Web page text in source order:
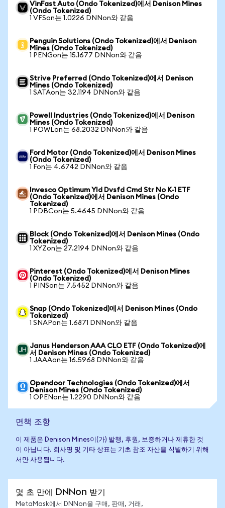
VinFast Auto (Ondo Tokenized)에서 Denison Mines
(Ondo Tokenized)
1 VFSon는 1.0226 DNNon와 같음
Penguin Solutions (Ondo Tokenized)에서 Denison
Mines (Ondo Tokenized)
1 PENGon는 15.1677 DNNon와 같음
Strive Preferred (Ondo Tokenized)에서 Denison
Mines (Ondo Tokenized)
1 SATAon는 32.1194 DNNon와 같음
Powell Industries (Ondo Tokenized)에서 Denison
Mines (Ondo Tokenized)
1 POWLon는 68.2032 DNNon와 같음
Ford Motor (Ondo Tokenized)에서 Denison Mines
(Ondo Tokenized)
1 Fon는 4.6742 DNNon와 같음
Invesco Optimum Yld Dvsfd Cmd Str No K-1 ETF
(Ondo Tokenized)에서 Denison Mines (Ondo
Tokenized)
1 PDBCon는 5.4645 DNNon와 같음
Block (Ondo Tokenized)에서 Denison Mines (Ondo
Tokenized)
1 XYZon는 27.2194 DNNon와 같음
Pinterest (Ondo Tokenized)에서 Denison Mines
(Ondo Tokenized)
1 PINSon는 7.5452 DNNon와 같음
Snap (Ondo Tokenized)에서 Denison Mines (Ondo
Tokenized)
1 SNAPon는 1.6871 DNNon와 같음
Janus Henderson AAA CLO ETF (Ondo Tokenized)에
서 Denison Mines (Ondo Tokenized)
1 JAAAon는 16.5968 DNNon와 같음
Opendoor Technologies (Ondo Tokenized)에서
Denison Mines (Ondo Tokenized)
1 OPENon는 1.2290 DNNon와 같음
면책 조항
이 제품은 Denison Mines이(가) 발행, 후원, 보증하거나 제휴한 것
이 아닙니다. 회사명 및 기타 상표는 기초 참조 자산을 식별하기 위해
서만 사용됩니다.
몇 초 만에 DNNon 받기
MetaMask에서 DNNon을 구매, 판매, 거래,